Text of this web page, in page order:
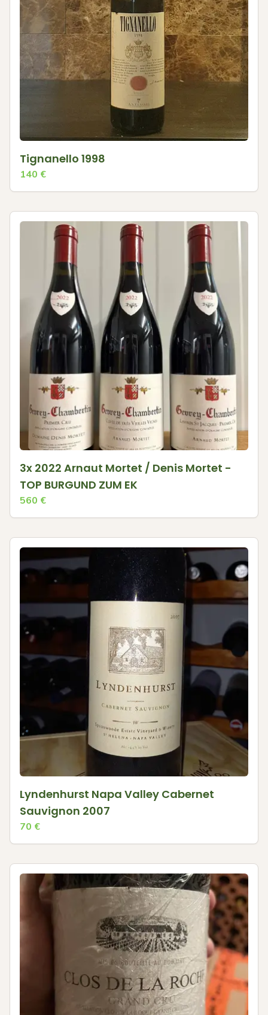
Tignanello 1998
140 €
3x 2022 Arnaut Mortet / Denis Mortet -
TOP BURGUND ZUM EK
560 €
Lyndenhurst Napa Valley Cabernet
Sauvignon 2007
70 €